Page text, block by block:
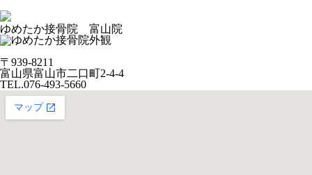
ゆめたか接骨院 富山院
〒939-8211
富山県富山市二口町2-4-4
TEL.076-493-5660